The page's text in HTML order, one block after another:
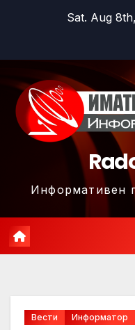
Sat. Aug
Информативен
Вести Информатор